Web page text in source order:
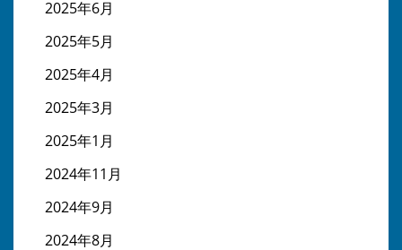
2025年6月
2025年5月
2025年4月
2025年3月
2025年1月
2024年11月
2024年9月
2024年8月